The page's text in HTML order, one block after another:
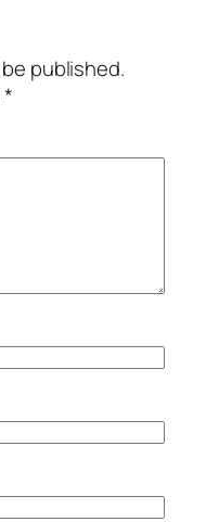
published.
*